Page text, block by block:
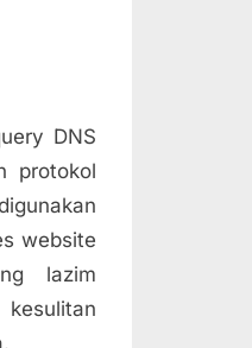
DNS
protokol
website
lazim